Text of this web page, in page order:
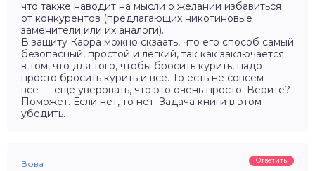
что также наводит на мысли о желании избавиться
от конкурентов (предлагающих никотиновые
заменители или их аналоги).
В защиту Карра можно скзаать, что его способ самый
безопасный, простой и легкий, так как заключается
в том, что для того, чтобы бросить курить, надо
просто бросить курить и всё. То есть не совсем
все — ещё уверовать, что это очень просто. Верите?
Поможет. Если нет, то нет. Задача книги в этом
убедить.
Вова Ответить